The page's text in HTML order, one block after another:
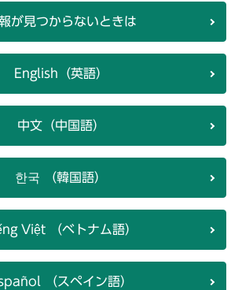
が見つからないときは
English（英語）
中文（中国語）
한국 （韓国語）
Việt （ベトナム語）
（スペイン語）